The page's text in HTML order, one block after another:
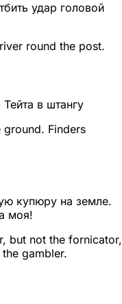
удар головой
round the post.
в штангу
Finders
купюру на земле.
моя!
but not the fornicator,
gambler.